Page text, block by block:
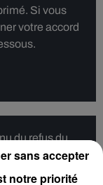
Si vous
votre accord
du refus du
Si vous
votre accord
notre priorité
sans accepter